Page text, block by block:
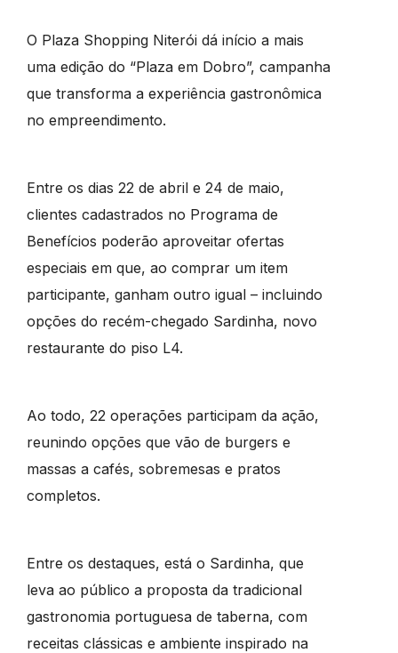
O Plaza Shopping Niterói dá início a mais
uma edição do “Plaza em Dobro”, campanha
que transforma a experiência gastronômica
no empreendimento.
Entre os dias 22 de abril e 24 de maio,
clientes cadastrados no Programa de
Benefícios poderão aproveitar ofertas
especiais em que, ao comprar um item
participante, ganham outro igual – incluindo
opções do recém-chegado Sardinha, novo
restaurante do piso L4.
Ao todo, 22 operações participam da ação,
reunindo opções que vão de burgers e
massas a cafés, sobremesas e pratos
completos.
Entre os destaques, está o Sardinha, que
leva ao público a proposta da tradicional
gastronomia portuguesa de taberna, com
receitas clássicas e ambiente inspirado na